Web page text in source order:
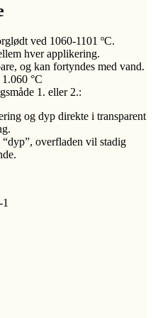
ved 1060-1101 ºC.
hver applikering.
og kan fortyndes med vand.
°C
1. eller 2.:
og dyp direkte i transparent
overfladen vil stadig